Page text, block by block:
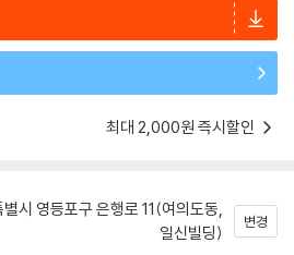
최대 2,000원 즉시할인
시 영등포구 은행로 11(여의도동,
일신빌딩)
변경